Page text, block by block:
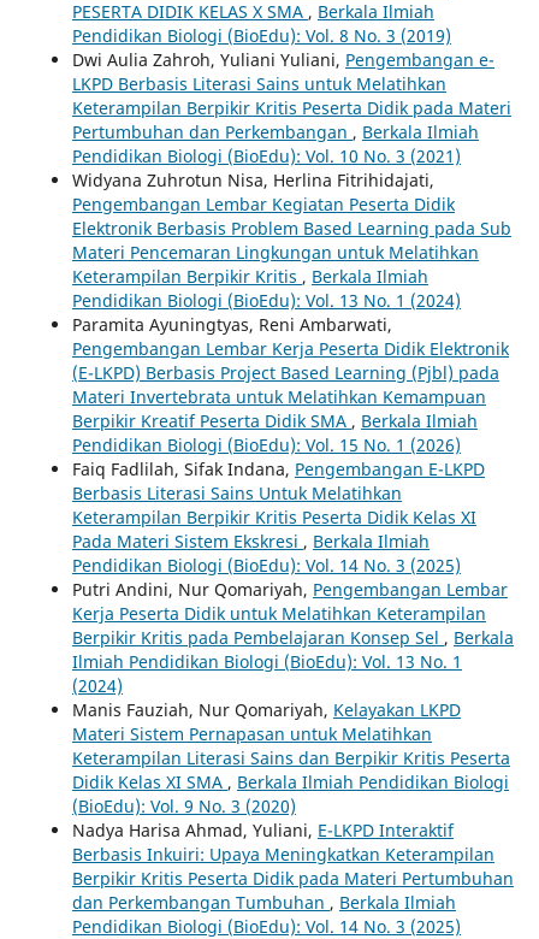
PESERTA DIDIK KELAS X SMA , Berkala Ilmiah
Pendidikan Biologi (BioEdu): Vol. 8 No. 3 (2019)
Dwi Aulia Zahroh, Yuliani Yuliani, Pengembangan e-
LKPD Berbasis Literasi Sains untuk Melatihkan
Keterampilan Berpikir Kritis Peserta Didik pada Materi
Pertumbuhan dan Perkembangan , Berkala Ilmiah
Pendidikan Biologi (BioEdu): Vol. 10 No. 3 (2021)
Widyana Zuhrotun Nisa, Herlina Fitrihidajati,
Pengembangan Lembar Kegiatan Peserta Didik
Elektronik Berbasis Problem Based Learning pada Sub
Materi Pencemaran Lingkungan untuk Melatihkan
Keterampilan Berpikir Kritis , Berkala Ilmiah
Pendidikan Biologi (BioEdu): Vol. 13 No. 1 (2024)
Paramita Ayuningtyas, Reni Ambarwati,
Pengembangan Lembar Kerja Peserta Didik Elektronik
(E-LKPD) Berbasis Project Based Learning (Pjbl) pada
Materi Invertebrata untuk Melatihkan Kemampuan
Berpikir Kreatif Peserta Didik SMA , Berkala Ilmiah
Pendidikan Biologi (BioEdu): Vol. 15 No. 1 (2026)
Faiq Fadlilah, Sifak Indana, Pengembangan E-LKPD
Berbasis Literasi Sains Untuk Melatihkan
Keterampilan Berpikir Kritis Peserta Didik Kelas XI
Pada Materi Sistem Ekskresi , Berkala Ilmiah
Pendidikan Biologi (BioEdu): Vol. 14 No. 3 (2025)
Putri Andini, Nur Qomariyah, Pengembangan Lembar
Kerja Peserta Didik untuk Melatihkan Keterampilan
Berpikir Kritis pada Pembelajaran Konsep Sel , Berkala
Ilmiah Pendidikan Biologi (BioEdu): Vol. 13 No. 1
(2024)
Manis Fauziah, Nur Qomariyah, Kelayakan LKPD
Materi Sistem Pernapasan untuk Melatihkan
Keterampilan Literasi Sains dan Berpikir Kritis Peserta
Didik Kelas XI SMA , Berkala Ilmiah Pendidikan Biologi
(BioEdu): Vol. 9 No. 3 (2020)
Nadya Harisa Ahmad, Yuliani, E-LKPD Interaktif
Berbasis Inkuiri: Upaya Meningkatkan Keterampilan
Berpikir Kritis Peserta Didik pada Materi Pertumbuhan
dan Perkembangan Tumbuhan , Berkala Ilmiah
Pendidikan Biologi (BioEdu): Vol. 14 No. 3 (2025)